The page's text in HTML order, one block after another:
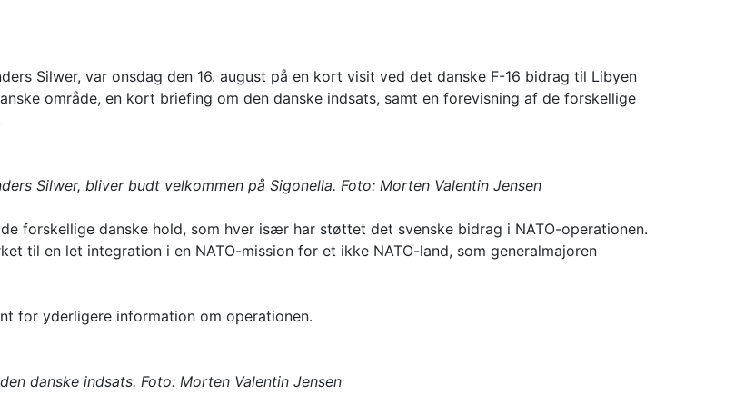
Silwer, var onsdag den 16. august på en kort visit ved det danske F-16 bidrag til Libyen
område, en kort briefing om den danske indsats, samt en forevisning af de forskellige
Silwer, bliver budt velkommen på Sigonella. Foto: Morten Valentin Jensen
forskellige danske hold, som hver især har støttet det svenske bidrag i NATO-operationen.
til en let integration i en NATO-mission for et ikke NATO-land, som generalmajoren
for yderligere information om operationen.
danske indsats. Foto: Morten Valentin Jensen